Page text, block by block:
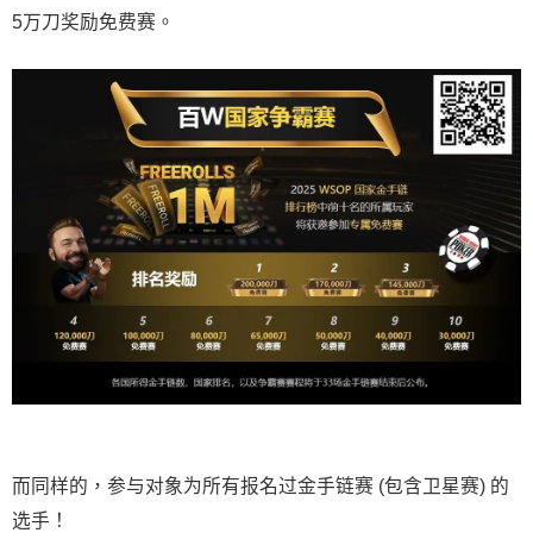
5万刀奖励免费赛。
而同样的，参与对象为所有报名过金手链赛 (包含卫星赛) 的
选手！